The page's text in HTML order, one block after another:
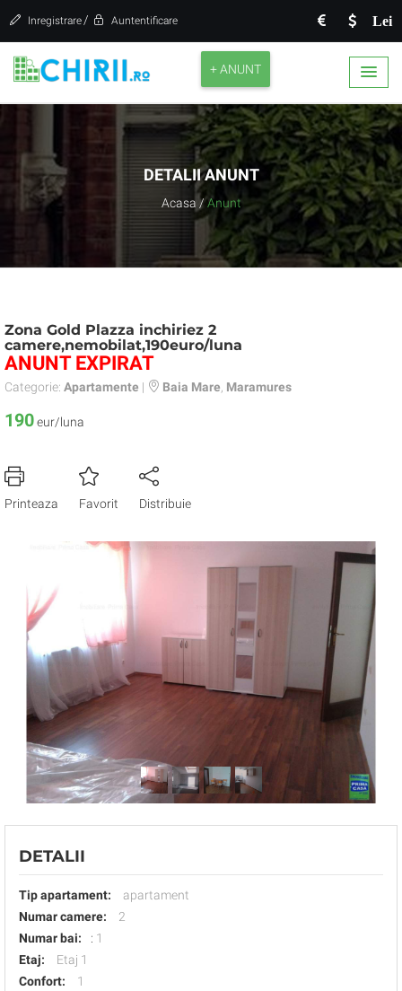
Lei
Inregistrare / Auntentificare
+ ANUNT
DETALII ANUNT
Acasa / Anunt
Zona Gold Plazza inchiriez 2
camere,nemobilat,190euro/luna
ANUNT EXPIRAT
Categorie: Apartamente | Baia Mare Maramures
190eur/luna
Printeaza Favorit Distribuie
DETALII
Tip apartament:
apartament
Numar camere:
2
Numar bai:
: 1
Etaj:
Etaj 1
Confort:
1